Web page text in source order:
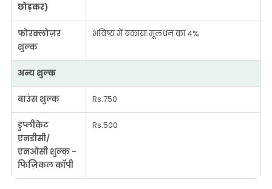
छोड़कर)
फोरक्लोज़र
शुल्क
भविष्य में बकाया मूलधन का 4%
अन्य शुल्क
बाउंस शुल्क Rs.750
डुप्लीकेट
एनडीसी/
एनओसी शुल्क -
फिज़िकल कॉपी
Rs.500